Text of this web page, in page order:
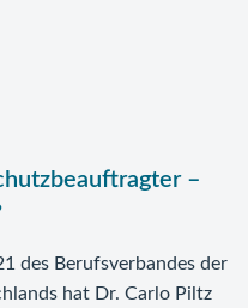
–
des Berufsverbandes der
hat Dr. Carlo Piltz